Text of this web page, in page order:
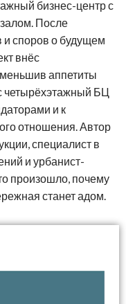
бизнес-центр с
После
и споров о будущем
внёс
аппетиты
четырёхэтажный БЦ
и к
отношения. Автор
специалист в
и урбанист-
произошло, почему
станет адом.